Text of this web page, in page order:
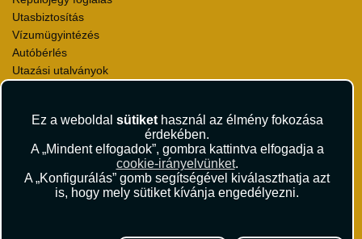
Ez a weboldal sütikethasznál az élmény fokozása
érdekében.
A „Mindent elfogadok”, gombra kattintva elfogadja a
cookie-irányelvünket.
A „Konfigurálás” gomb segítségével kiválaszthatja azt
is, hogy mely sütiket kívánja engedélyezni.
Utasbiztosítás
Vízumügyintézés
Autóbérlés
Utazási utalványok
Céges utaztatás
Törzsutas program
Katalógus